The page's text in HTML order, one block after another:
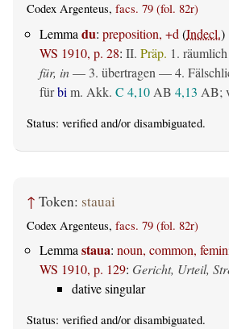
Codex Argenteus, facs. 79 (fol. 82r)
Lemma du: preposition, +d (Indecl.)
WS 1910, p. 28: II. Präp. 1. räumlich
für, in— 3. übertragen — 4.
fürbi m. Akk. C 4,10 AB 4,13 AB;
Status: verified and/or disambiguated.
↑ Token: stauai
Codex Argenteus, facs. 79 (fol. 82r)
Lemma staua: noun, common,
WS 1910, p. 129: Gericht, Urteil,
dative singular
Status: verified and/or disambiguated.